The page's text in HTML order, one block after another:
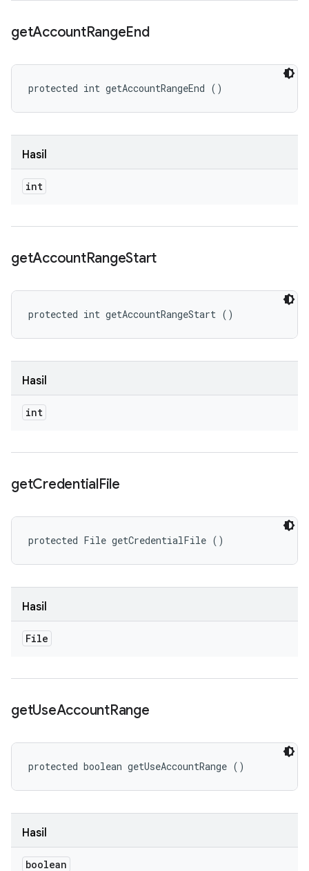
getAccountRangeEnd
protected int getAccountRangeEnd ()
Hasil
int
getAccountRangeStart
protected int getAccountRangeStart ()
Hasil
int
getCredentialFile
protected File getCredentialFile ()
Hasil
File
getUseAccountRange
protected boolean getUseAccountRange ()
Hasil
boolean